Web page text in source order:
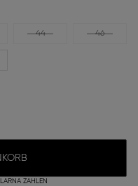
44 46
ZAHLEN